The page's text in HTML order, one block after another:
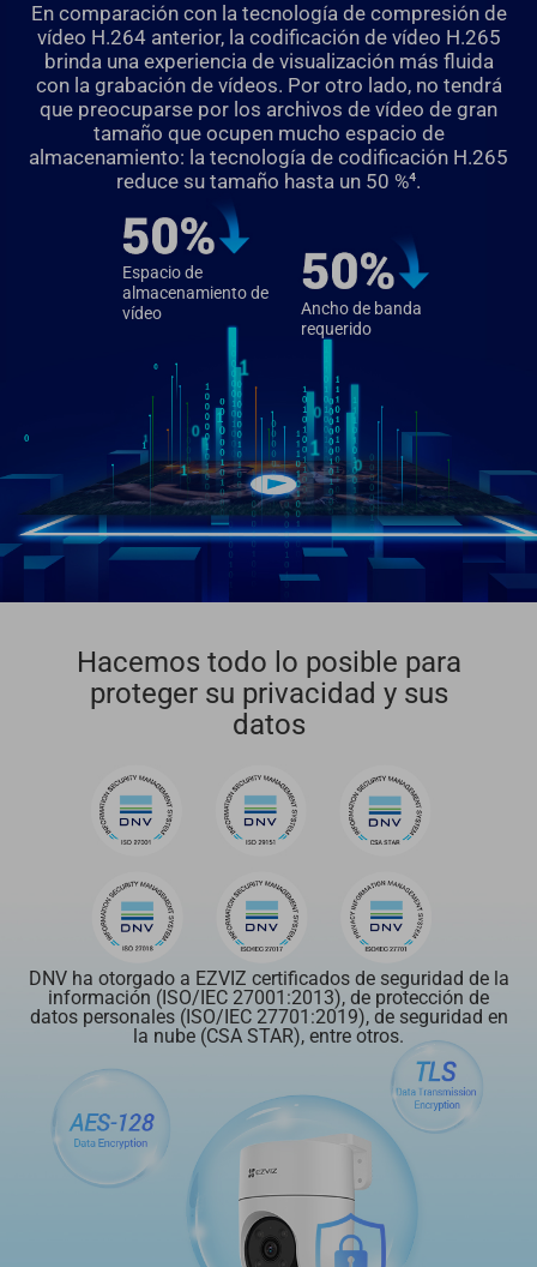
En comparación con la tecnología de compresión de
vídeo H.264 anterior, la codificación de vídeo H.265
brinda una experiencia de visualización más fluida
con la grabación de vídeos. Por otro lado, no tendrá
que preocuparse por los archivos de vídeo de gran
tamaño que ocupen mucho espacio de
almacenamiento: la tecnología de codificación H.265
reduce su tamaño hasta un 50 %⁴.
Espacio de
almacenamiento de
vídeo
Ancho de banda
requerido
Hacemos todo lo posible para
proteger su privacidad y sus
datos
DNV ha otorgado a EZVIZ certificados de seguridad de la
información (ISO/IEC 27001:2013), de protección de
datos personales (ISO/IEC 27701:2019), de seguridad en
la nube (CSA STAR), entre otros.